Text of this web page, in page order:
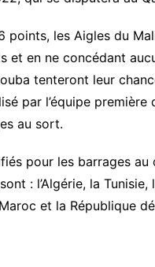
points, les Aigles du
et en ne concédant
tenteront leur
par l’équipe
au sort.
pour les barrages
: l’Algérie, la
et la République